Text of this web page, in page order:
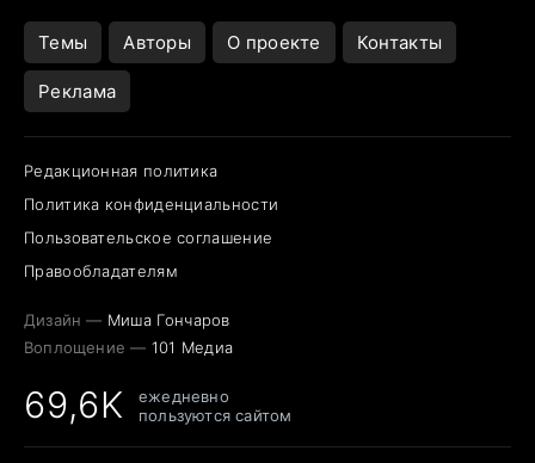
Темы Авторы О проекте Контакты
Реклама
Редакционная политика
Политика конфиденциальности
Пользовательское соглашение
Правообладателям
Дизайн — Миша Гончаров
Воплощение — 101 Медиа
69,6K
ежедневно
пользуются сайтом